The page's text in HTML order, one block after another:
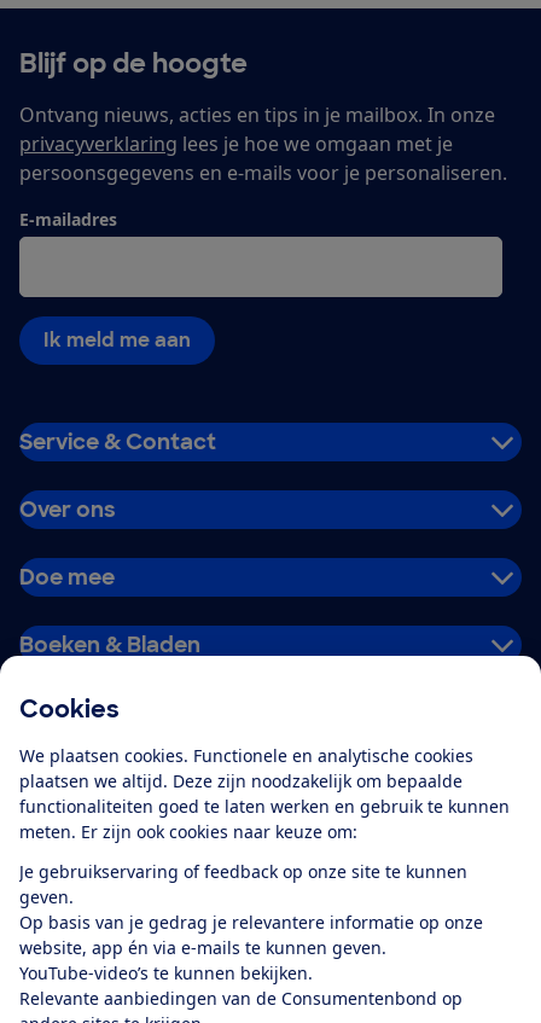
Cookies
We plaatsen cookies. Functionele en analytische cookies
plaatsen we altijd. Deze zijn noodzakelijk om bepaalde
functionaliteiten goed te laten werken en gebruik te kunnen
meten. Er zijn ook cookies naar keuze om:
Je gebruikservaring of feedback op onze site te kunnen
geven.
Op basis van je gedrag je relevantere informatie op onze
website, app én via e-mails te kunnen geven.
YouTube-video’s te kunnen bekijken.
Relevante aanbiedingen van de Consumentenbond op
Blijf op de hoogte
Ontvang nieuws, acties en tips in je mailbox. In onze
privacyverklaring lees je hoe we omgaan met je
persoonsgegevens en e-mails voor je personaliseren.
E-mailadres
Ik meld me aan
Service & Contact
Over ons
Doe mee
Boeken & Bladen
Alles over de
app
Algemene Voorwaarden
Privacyverklaring
Cookiebeleid
Privacyvoorkeuren
Toegankelijkheid